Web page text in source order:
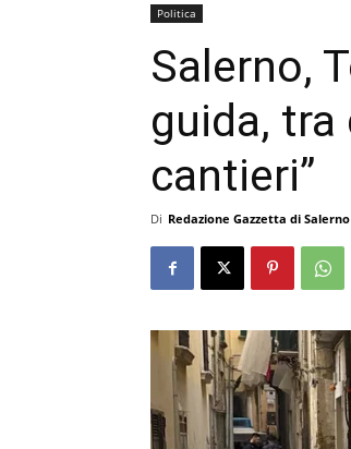
Politica
Salerno,
guida,
cantieri”
Di Redazione Gazzetta di Salerno